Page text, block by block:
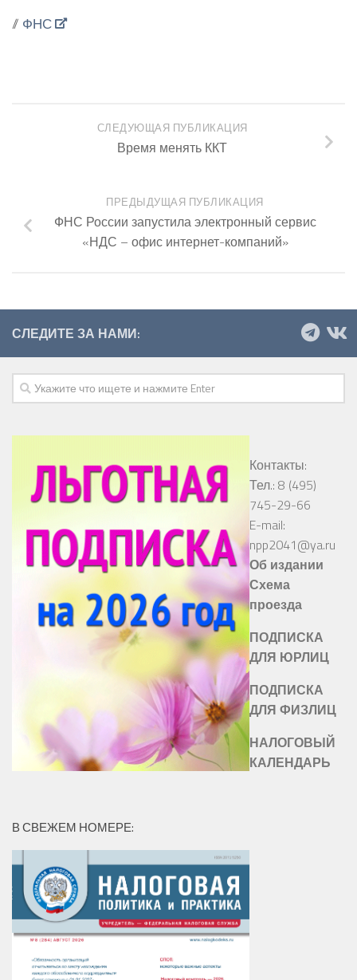
// ФНС
СЛЕДУЮЩАЯ ПУБЛИКАЦИЯ
Время менять ККТ
ПРЕДЫДУЩАЯ ПУБЛИКАЦИЯ
ФНС России запустила электронный сервис
«НДС – офис интернет-компаний»
СЛЕДИТЕ ЗА НАМИ:
Контакты:
Тел.: 8 (495)
745-29-66
E-mail:
npp2041@ya.ru
Об издании
Схема
проезда
ПОДПИСКА
ДЛЯ ЮРЛИЦ
ПОДПИСКА
ДЛЯ ФИЗЛИЦ
НАЛОГОВЫЙ
КАЛЕНДАРЬ
В СВЕЖЕМ НОМЕРЕ: